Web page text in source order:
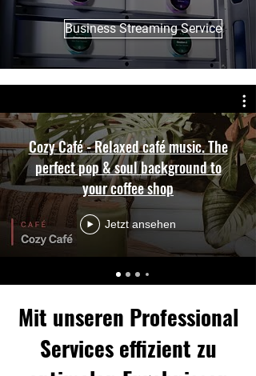
Business Streaming Service
Cozy Café - Relaxed café music. The
perfect pop & soul background to
your coffee shop
Jetzt ansehen
Mit unseren Professional
Services effizient zu